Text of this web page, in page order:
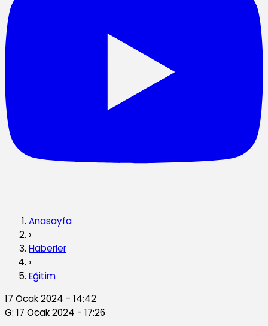
Anasayfa
›
Haberler
›
Eğitim
17 Ocak 2024 - 14:42
G: 17 Ocak 2024 - 17:26